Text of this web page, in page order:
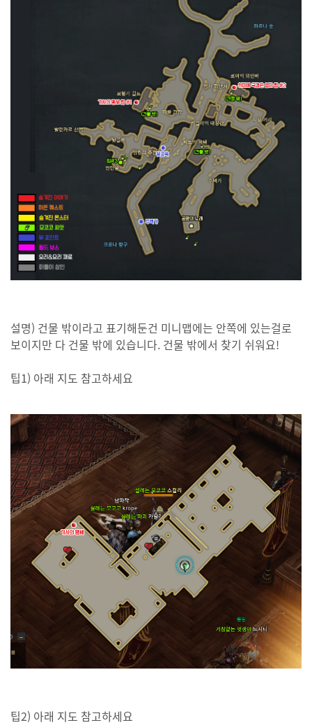
설명) 건물 밖이라고 표기해둔건 미니맵에는 안쪽에 있는걸로
보이지만 다 건물 밖에 있습니다. 건물 밖에서 찾기 쉬워요!
팁1) 아래 지도 참고하세요
팁2) 아래 지도 참고하세요